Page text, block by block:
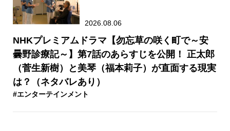
2026.08.06
NHKプレミアムドラマ【勿忘草の咲く町で～安
曇野診療記～】第7話のあらすじを公開！ 正太郎
（菅生新樹）と美琴（福本莉子）が直面する現実
は？（ネタバレあり）
#エンターテインメント